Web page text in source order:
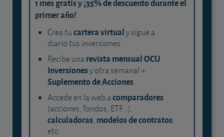
1 mes gratis y ¡35% de descuento durante el
primer año!
Crea tucartera virtualy sigue a
diario tus inversiones.
Recibe unarevista mensual OCU
Inversionesy otra semanal +
Suplemento de Acciones.
Accede en la web acomparadores
(acciones, fondos, ETF...),
calculadoras, modelos de contratos,
etc.